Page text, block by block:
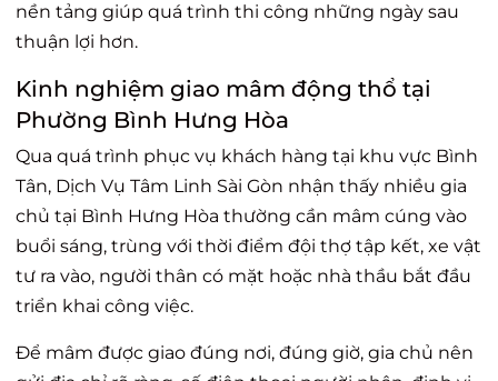
nền tảng giúp quá trình thi công những ngày sau
thuận lợi hơn.
Kinh nghiệm giao mâm động thổ tại
Phường Bình Hưng Hòa
Qua quá trình phục vụ khách hàng tại khu vực Bình
Tân, Dịch Vụ Tâm Linh Sài Gòn nhận thấy nhiều gia
chủ tại Bình Hưng Hòa thường cần mâm cúng vào
buổi sáng, trùng với thời điểm đội thợ tập kết, xe vật
tư ra vào, người thân có mặt hoặc nhà thầu bắt đầu
triển khai công việc.
Để mâm được giao đúng nơi, đúng giờ, gia chủ nên